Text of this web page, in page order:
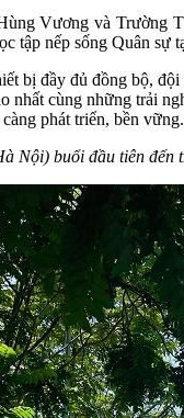
Vương và
tập nếp sống Quân sự
bị đầy đủ đồng bộ,
nhất cùng những trải
phát triển, bền
Nội) buổi đầu tiên đến